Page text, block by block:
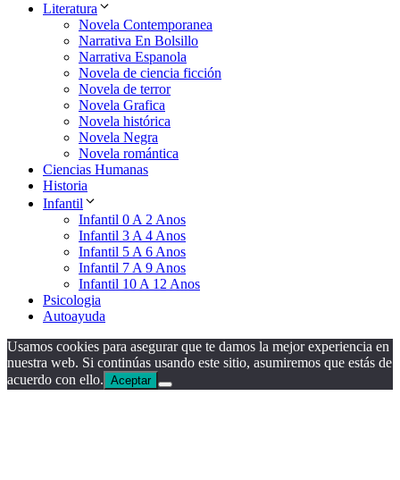
Literatura
Novela Contemporanea
Narrativa En Bolsillo
Narrativa Espanola
Novela de ciencia ficción
Novela de terror
Novela Grafica
Novela histórica
Novela Negra
Novela romántica
Ciencias Humanas
Historia
Infantil
Infantil 0 A 2 Anos
Infantil 3 A 4 Anos
Infantil 5 A 6 Anos
Infantil 7 A 9 Anos
Infantil 10 A 12 Anos
Psicologia
Autoayuda
Usamos cookies para asegurar que te damos la mejor experiencia en
nuestra web. Si continúas usando este sitio, asumiremos que estás de
acuerdo con ello. Aceptar